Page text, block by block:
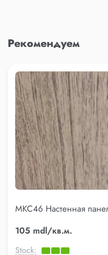
Рекомендуем
MKC46 Настенная
105 mdl/кв.м.
Stock: